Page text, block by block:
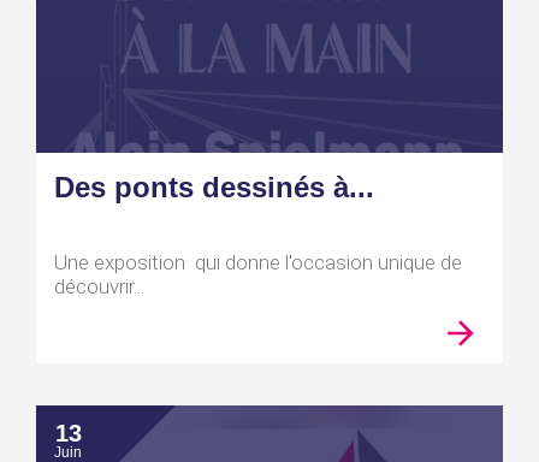
Des ponts dessinés à...
Une exposition qui donne l'occasion unique de
découvrir...
13
Juin